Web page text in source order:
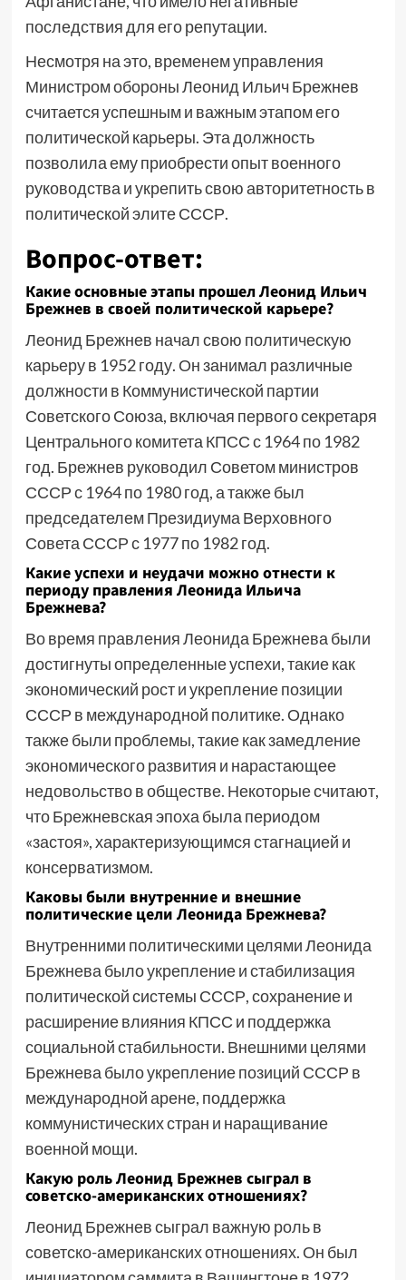
последствия для его репутации.
Несмотря на это, временем управления
Министром обороны Леонид Ильич Брежнев
считается успешным и важным этапом его
политической карьеры. Эта должность
позволила ему приобрести опыт военного
руководства и укрепить свою авторитетность в
политической элите СССР.
Вопрос-ответ:
Какие основные этапы прошел Леонид Ильич
Брежнев в своей политической карьере?
Леонид Брежнев начал свою политическую
карьеру в 1952 году. Он занимал различные
должности в Коммунистической партии
Советского Союза, включая первого секретаря
Центрального комитета КПСС с 1964 по 1982
год. Брежнев руководил Советом министров
СССР с 1964 по 1980 год, а также был
председателем Президиума Верховного
Совета СССР с 1977 по 1982 год.
Какие успехи и неудачи можно отнести к
периоду правления Леонида Ильича
Брежнева?
Во время правления Леонида Брежнева были
достигнуты определенные успехи, такие как
экономический рост и укрепление позиции
СССР в международной политике. Однако
также были проблемы, такие как замедление
экономического развития и нарастающее
недовольство в обществе. Некоторые считают,
что Брежневская эпоха была периодом
«застоя», характеризующимся стагнацией и
консерватизмом.
Каковы были внутренние и внешние
политические цели Леонида Брежнева?
Внутренними политическими целями Леонида
Брежнева было укрепление и стабилизация
политической системы СССР, сохранение и
расширение влияния КПСС и поддержка
социальной стабильности. Внешними целями
Брежнева было укрепление позиций СССР в
международной арене, поддержка
коммунистических стран и наращивание
военной мощи.
Какую роль Леонид Брежнев сыграл в
советско-американских отношениях?
Леонид Брежнев сыграл важную роль в
советско-американских отношениях. Он был